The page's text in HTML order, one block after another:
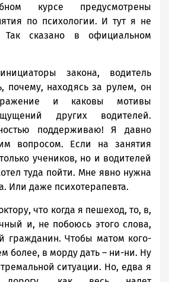
курсе предусмотрены
по психологии. И тут я не
Так сказано в официальном
закона, водитель
почему, находясь за рулем, он
и каковы мотивы
других водителей.
поддерживаю! Я давно
вопросом. Если на занятия
учеников, но и водителей
туда пойти. Мне явно нужна
Или даже психотерапевта.
что когда я пешеход, то, в,
и, не побоюсь этого слова,
гражданин. Чтобы матом кого-
более, в морду дать – ни-ни. Ну
ситуации. Но, едва я